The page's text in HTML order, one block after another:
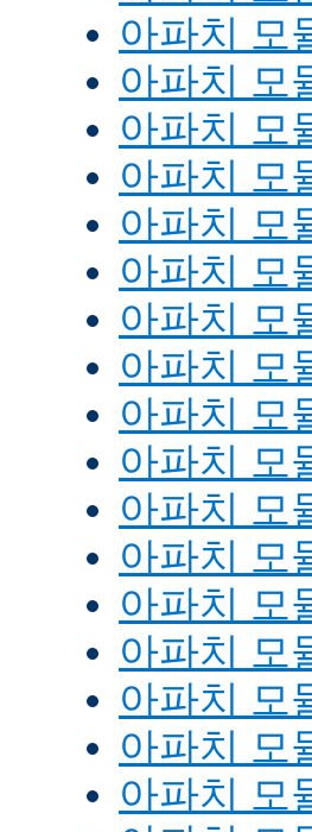
아파치 모
아파치 모
아파치 모
아파치 모
아파치 모
아파치 모
아파치 모
아파치 모
아파치 모
아파치 모
아파치 모
아파치 모
아파치 모
아파치 모
아파치 모
아파치 모
아파치 모